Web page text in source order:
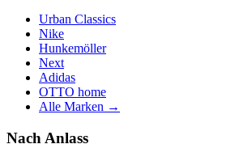
Urban Classics
Nike
Hunkemöller
Next
Adidas
OTTO home
Alle Marken →
Nach Anlass